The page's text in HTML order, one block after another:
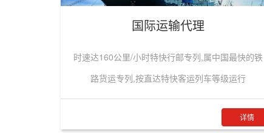
国际运输代理
时速达160公里/小时特快行邮专列,属中国最快的铁
路货运专列,按直达特快客运列车等级运行
详情